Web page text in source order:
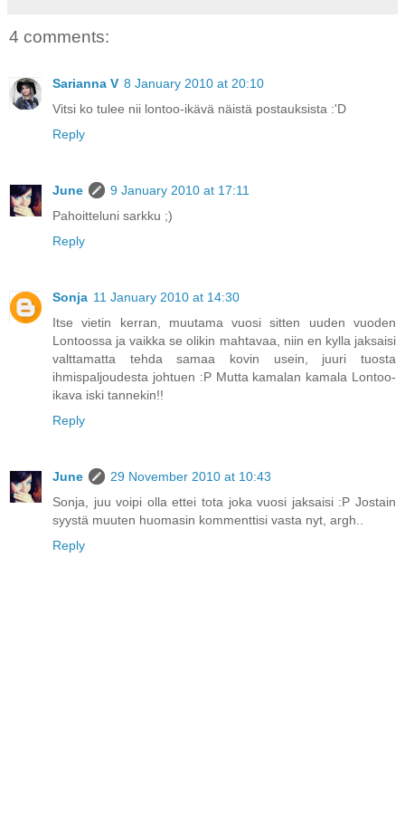
4 comments:
Sarianna V 8 January 2010 at 20:10
Vitsi ko tulee nii lontoo-ikävä näistä postauksista :'D
Reply
June
9 January 2010 at 17:11
Pahoitteluni sarkku ;)
Reply
Sonja 11 January 2010 at 14:30
Itse vietin kerran, muutama vuosi sitten uuden vuoden
Lontoossa ja vaikka se olikin mahtavaa, niin en kylla jaksaisi
valttamatta tehda samaa kovin usein, juuri tuosta
ihmispaljoudesta johtuen :P Mutta kamalan kamala Lontoo-
ikava iski tannekin!!
Reply
June
29 November 2010 at 10:43
Sonja, juu voipi olla ettei tota joka vuosi jaksaisi :P Jostain
syystä muuten huomasin kommenttisi vasta nyt, argh..
Reply